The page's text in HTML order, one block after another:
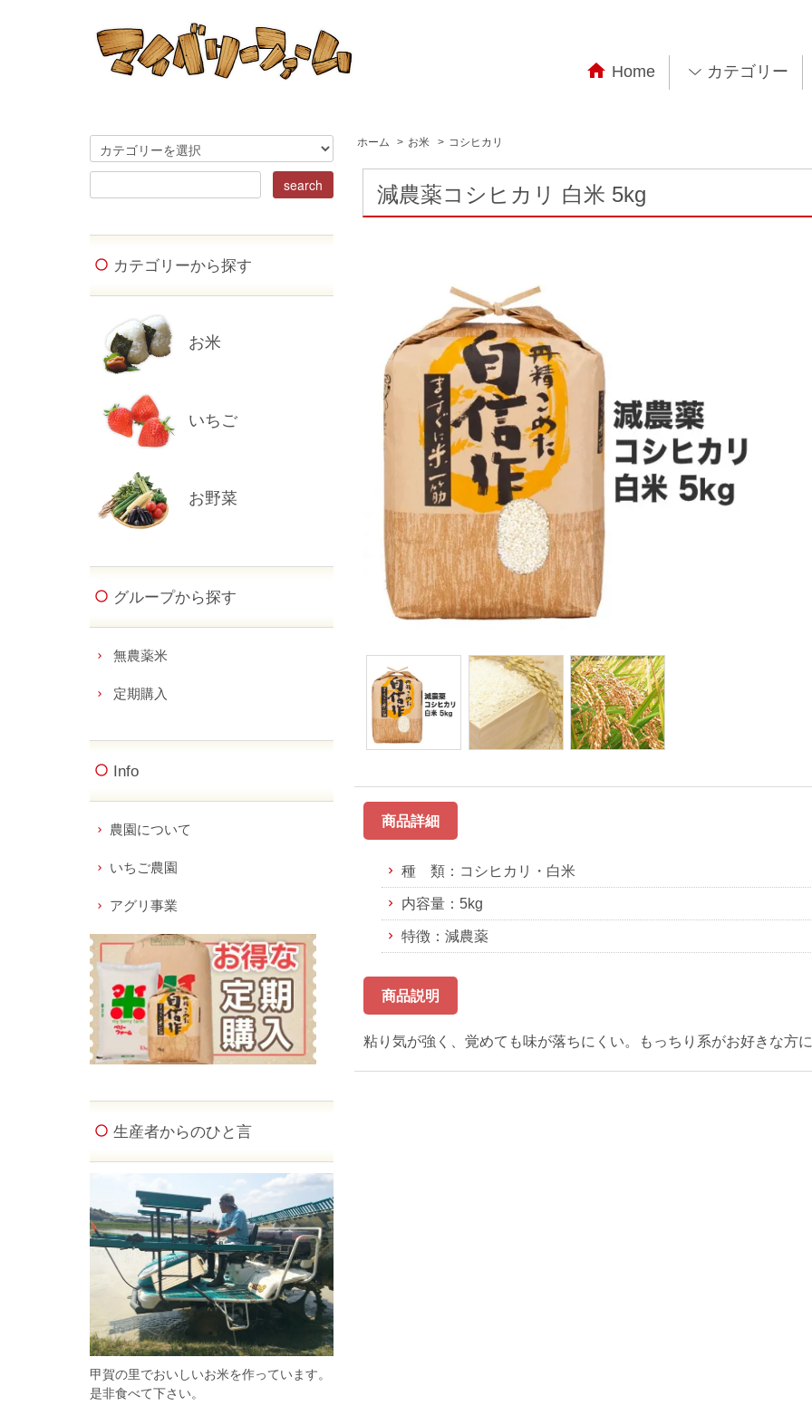
 Home カテゴリー
ホーム > お米 > コシヒカリ
減農薬コシヒカリ 白米 5kg
商品詳細
種 類：コシヒカリ・白米
内容量：5kg
特徴：減農薬
商品説明
粘り気が強く、覚めても味が落ちにくい。もっちり系がお好きな方
カテゴリーから探す
お米
いちご
お野菜
グループから探す
無農薬米
定期購入
Info
農園について
いちご農園
アグリ事業
生産者からのひと言
甲賀の里でおいしいお米を作っています。
是非食べて下さい。